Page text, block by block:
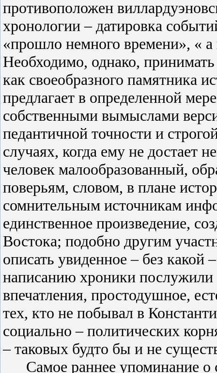
противоположен
хронологии – датировка
«прошло немного времени», «
Необходимо, однако,
как своеобразного памятника
предлагает в определенной
собственными вымыслами
педантичной точности и
случаях, когда ему не достает
человек малообразованный,
поверьям, словом, в плане
сомнительным источникам
единственное произведение,
Востока; подобно другим
описать увиденное – без
написанию хроники
впечатления, простодушное,
тех, кто не побывал в
социально – политических
– таковых будто бы и не
Самое раннее упоминание о